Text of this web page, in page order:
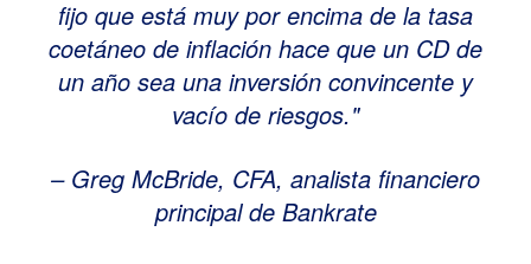
fijo que está muy por encima de la tasa
coetáneo de inflación hace que un CD de
un año sea una inversión convincente y
vacío de riesgos.
– Greg McBride, CFA, analista financiero
principal de Bankrate